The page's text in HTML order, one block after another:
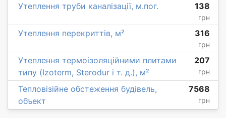
Утеплення труби каналізації, м.пог. 138
грн
Утеплення перекриттів, м² 316
грн
Утеплення термоізоляційними плитами
типу (Izoterm, Sterodur і т. д.), м²
207
грн
Тепловізійне обстеження будівель,
объект
7568
грн